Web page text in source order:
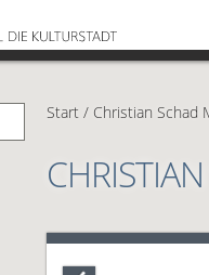
Start / Christian Schad